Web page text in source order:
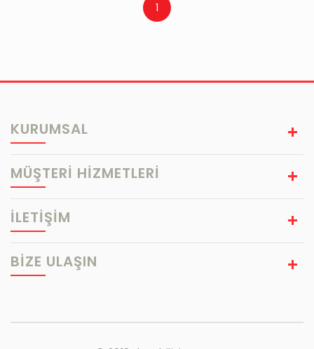
1
KURUMSAL
MÜŞTERİ HİZMETLERİ
İLETİŞİM
BIZE ULAŞIN